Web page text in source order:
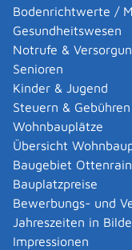
Bodenrichtwerte /
Gesundheitswesen
Notrufe &
Senioren
Kinder & Jugend
Steuern & Gebühren
Wohnbauplätze
Übersicht
Baugebiet
Bauplatzpreise
Bewerbungs- und
Jahreszeiten in
Impressionen
"Sechs
Checkliste
Online-Test
"Auf dem
Häufig